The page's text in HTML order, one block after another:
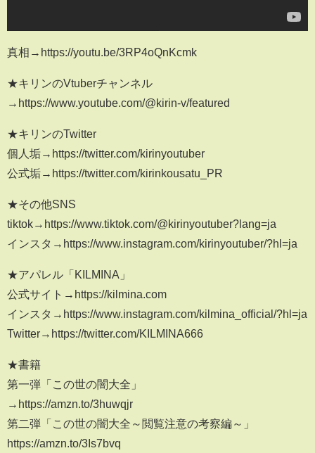
真相→https://youtu.be/3RP4oQnKcmk
★キリンのVtuberチャンネル
→https://www.youtube.com/@kirin-v/featured
★キリンのTwitter
個人垢→https://twitter.com/kirinyoutuber
公式垢→https://twitter.com/kirinkousatu_PR
★その他SNS
tiktok→https://www.tiktok.com/@kirinyoutuber?lang=ja
インスタ→https://www.instagram.com/kirinyoutuber/?hl=ja
★アパレル「KILMINA」
公式サイト→https://kilmina.com
インスタ→https://www.instagram.com/kilmina_official/?hl=ja
Twitter→https://twitter.com/KILMINA666
★書籍
第一弾「この世の闇大全」
→https://amzn.to/3huwqjr
第二弾「この世の闇大全～閲覧注意の考察編～」
https://amzn.to/3Is7bvq